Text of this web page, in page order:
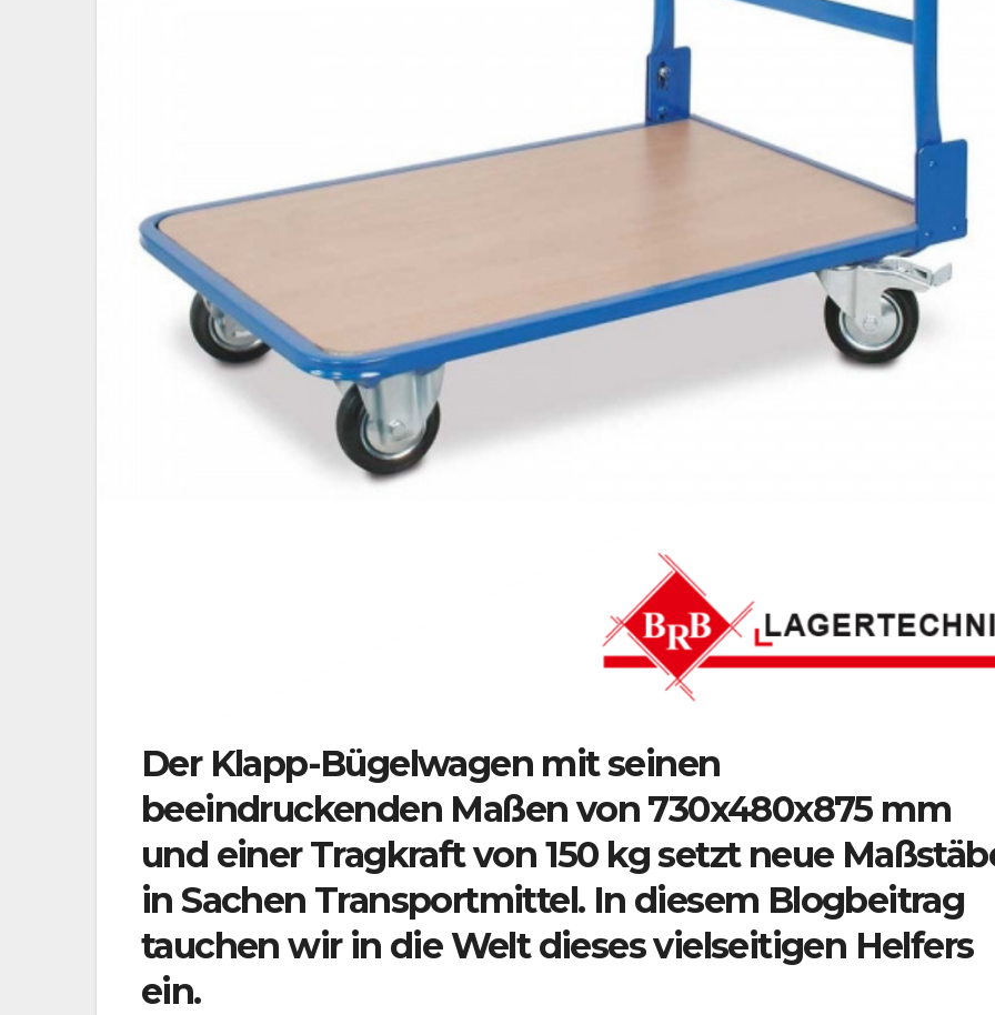
Der Klapp-Bügelwagen mit seinen
beeindruckenden Maßen von 730x480x875 mm
und einer Tragkraft von 150 kg setzt neue
in Sachen Transportmittel. In diesem Blogbeitrag
tauchen wir in die Welt dieses vielseitigen Helfers
ein.